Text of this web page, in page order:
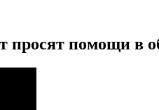
помощи в